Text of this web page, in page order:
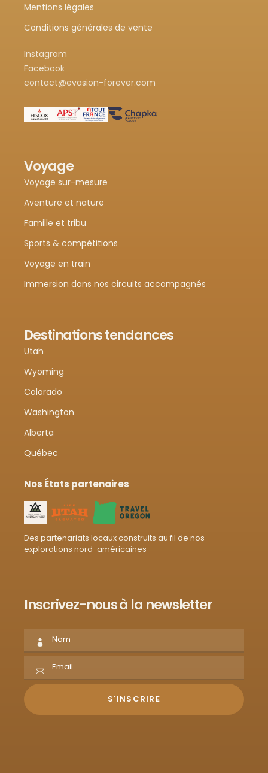
Mentions légales
Conditions générales de vente
Instagram
Facebook
contact@evasion-forever.com
Voyage
Voyage sur-mesure
Aventure et nature
Famille et tribu
Sports & compétitions
Voyage en train
Immersion dans nos circuits accompagnés
Destinations tendances
Utah
Wyoming
Colorado
Washington
Alberta
Québec
Nos États partenaires
Des partenariats locaux construits au fil de nos
explorations nord-américaines
Inscrivez-nous à la newsletter